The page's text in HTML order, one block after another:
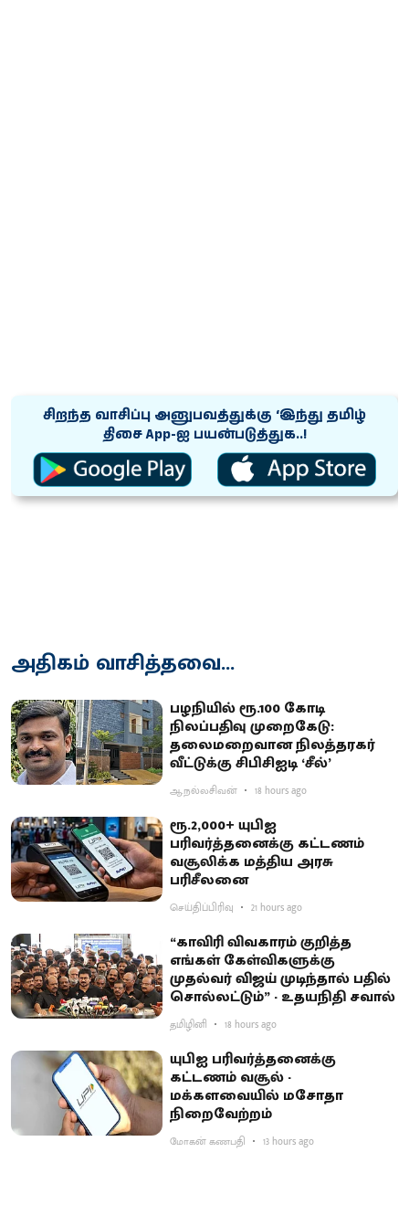
சிறந்த வாசிப்பு அனுபவத்துக்கு ‘இந்து தமிழ்
திசை App-ஐ பயன்படுத்துக..!
அதிகம் வாசித்தவை...
பழநியில் ரூ.100 கோடி
நிலப்பதிவு முறைகேடு:
தலைமறைவான நிலத்தரகர்
வீட்டுக்கு சிபிசிஐடி ‘சீல்’
ஆ.நல்லசிவன் 18 hours ago
ரூ.2,000+ யுபிஐ
பரிவர்த்தனைக்கு கட்டணம்
வசூலிக்க மத்திய அரசு
பரிசீலனை
செய்திப்பிரிவு 21 hours ago
“காவிரி விவகாரம் குறித்த
எங்கள் கேள்விகளுக்கு
முதல்வர் விஜய் முடிந்தால் பதில்
சொல்லட்டும்” - உதயநிதி சவால்
தமிழினி 18 hours ago
யுபிஐ பரிவர்த்தனைக்கு
கட்டணம் வசூல் -
மக்களவையில் மசோதா
நிறைவேற்றம்
மோகன் கணபதி 13 hours ago